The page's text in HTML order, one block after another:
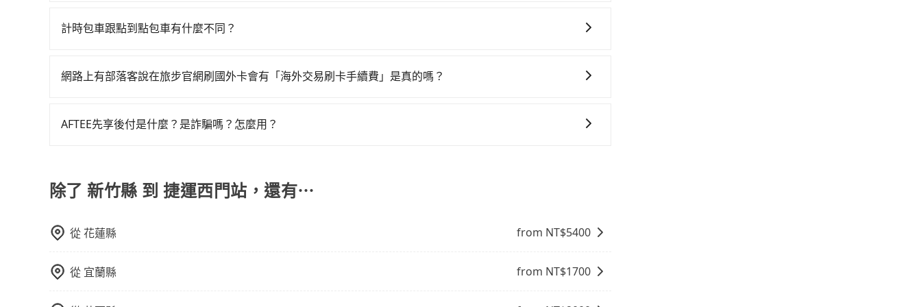
有段距離，在遇到下雨天或者載行李時，就顯得非常不便。
提供司機的姓名、電話、車牌、車型等資訊，如在約定好的時間與上車地點沒有看到司機，可主動電話聯繫，可
計時包車跟點到點包車有什麼不同？
通常以每小時為單位，客戶可以根據自己的需要預定一定時間的包車服務。這種服務適用於需要在城市內多個地
一個城市的長途包車。
網路上有部落客說在旅步官網刷國外卡會有「海外交易刷卡手續費」是真的嗎？
AFTEE先享後付是什麼？是詐騙嗎？怎麼用？
除了 新竹縣 到 捷運西門站，還有⋯
從花蓮縣 from NT$5400
從 宜蘭縣 from NT$1700